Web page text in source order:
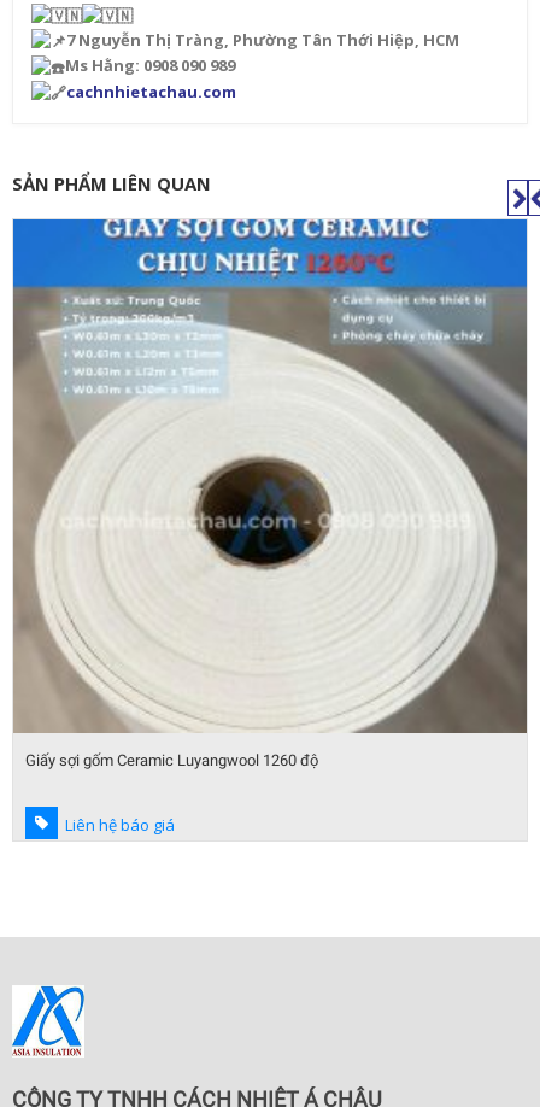
7 Nguyễn Thị Tràng, Phường Tân Thới Hiệp, HCM
Ms Hằng: 0908 090 989
cachnhietachau.com
SẢN PHẨM LIÊN QUAN
Giấy sợi gốm Ceramic Luyangwool 1260 độ
Liên hệ báo giá
CÔNG TY TNHH CÁCH NHIỆT Á CHÂU